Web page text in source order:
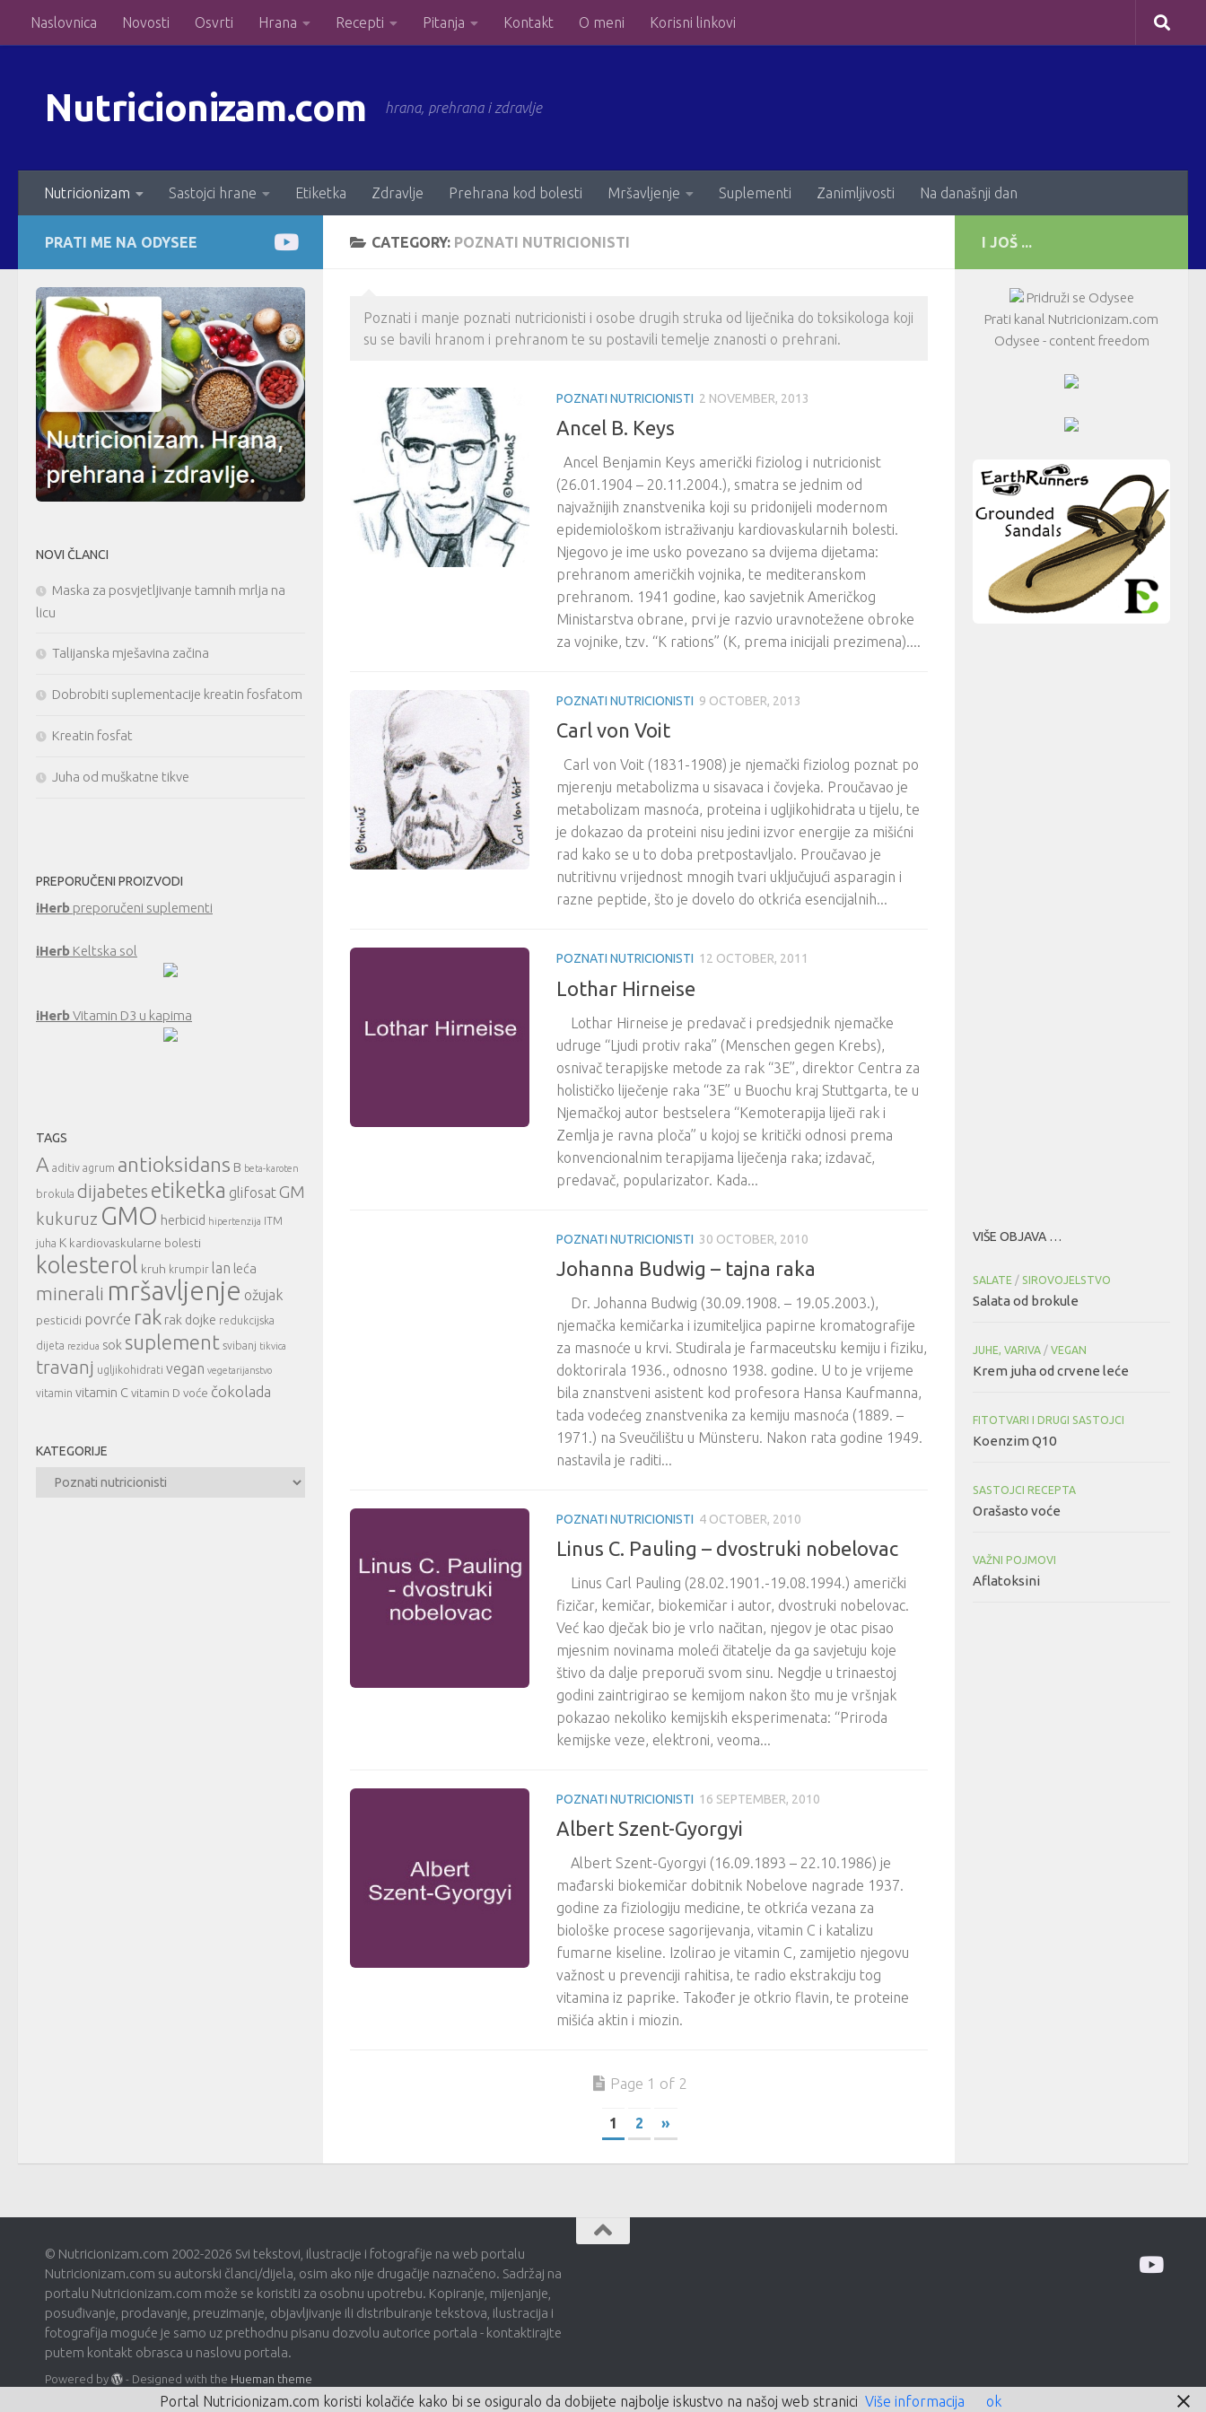
Skip to content
Naslovnica Novosti Osvrti Hrana Recepti Pitanja Kontakt O meni Korisni linkovi
Nutricionizam.com hrana, prehrana i zdravlje
Nutricionizam Sastojci hrane Etiketka Zdravlje Prehrana kod bolesti Mršavljenje Suplementi Zanimljivosti Na današnji dan
CATEGORY: POZNATI NUTRICIONISTI
Poznati i manje poznati nutricionisti i osobe drugih struka od liječnika do toksikologa koji
su se bavili hranom i prehranom te su postavili temelje znanosti o prehrani.
POZNATI NUTRICIONISTI 2 NOVEMBER, 2013
Ancel B. Keys
Ancel Benjamin Keys američki fiziolog i nutricionist
(26.01.1904 – 20.11.2004.), smatra se jednim od
najvažnijih znanstvenika koji su pridonijeli modernom
epidemiološkom istraživanju kardiovaskularnih bolesti.
Njegovo je ime usko povezano sa dvijema dijetama:
prehranom američkih vojnika, te mediteranskom
prehranom. 1941 godine, kao savjetnik Američkog
Ministarstva obrane, prvi je razvio uravnotežene obroke
za vojnike, tzv. “K rations” (K, prema inicijali prezimena)....
POZNATI NUTRICIONISTI 9 OCTOBER, 2013
Carl von Voit
Carl von Voit (1831-1908) je njemački fiziolog poznat po
mjerenju metabolizma u sisavaca i čovjeka. Proučavao je
metabolizam masnoća, proteina i ugljikohidrata u tijelu, te
je dokazao da proteini nisu jedini izvor energije za mišićni
rad kako se u to doba pretpostavljalo. Proučavao je
nutritivnu vrijednost mnogih tvari uključujući asparagin i
razne peptide, što je dovelo do otkrića esencijalnih...
POZNATI NUTRICIONISTI 12 OCTOBER, 2011
Lothar Hirneise
Lothar Hirneise je predavač i predsjednik njemačke
udruge “Ljudi protiv raka” (Menschen gegen Krebs),
osnivač terapijske metode za rak “3E”, direktor Centra za
holističko liječenje raka “3E” u Buochu kraj Stuttgarta, te u
Njemačkoj autor bestselera “Kemoterapija liječi rak i
Zemlja je ravna ploča” u kojoj se kritički odnosi prema
konvencionalnim terapijama liječenja raka; izdavač,
predavač, popularizator. Kada...
POZNATI NUTRICIONISTI 30 OCTOBER, 2010
Johanna Budwig – tajna raka
Dr. Johanna Budwig (30.09.1908. – 19.05.2003.),
njemačka kemičarka i izumiteljica papirne kromatografije
za masnoće u krvi. Studirala je farmaceutsku kemiju i fiziku,
doktorirala 1936., odnosno 1938. godine. U to je vrijeme
bila znanstveni asistent kod profesora Hansa Kaufmanna,
tada vodećeg znanstvenika za kemiju masnoća (1889. –
1971.) na Sveučilištu u Münsteru. Nakon rata godine 1949.
nastavila je raditi...
POZNATI NUTRICIONISTI 4 OCTOBER, 2010
Linus C. Pauling – dvostruki nobelovac
Linus Carl Pauling (28.02.1901.-19.08.1994.) američki
fizičar, kemičar, biokemičar i autor, dvostruki nobelovac.
Već kao dječak bio je vrlo načitan, njegov je otac pisao
mjesnim novinama moleći čitatelje da ga savjetuju koje
štivo da dalje preporuči svom sinu. Negdje u trinaestoj
godini zaintrigirao se kemijom nakon što mu je vršnjak
pokazao nekoliko kemijskih eksperimenata: “Priroda
kemijske veze, elektroni, veoma...
POZNATI NUTRICIONISTI 16 SEPTEMBER, 2010
Albert Szent-Gyorgyi
Albert Szent-Gyorgyi (16.09.1893 – 22.10.1986) je
mađarski biokemičar dobitnik Nobelove nagrade 1937.
godine za fiziologiju medicine, te otkrića vezana za
biološke procese sagorijevanja, vitamin C i katalizu
fumarne kiseline. Izolirao je vitamin C, zamijetio njegovu
važnost u prevenciji rahitisa, te radio ekstrakciju tog
vitamina iz paprike. Također je otkrio flavin, te proteine
mišića aktin i miozin.
Page 1 of 2
1 2 »
PRATI ME NA ODYSEE
NOVI ČLANCI
Maska za posvjetljivanje tamnih mrlja na
licu
Talijanska mješavina začina
Dobrobiti suplementacije kreatin fosfatom
Kreatin fosfat
Juha od muškatne tikve
PREPORUČENI PROIZVODI
iHerb preporučeni suplementi
iHerb Keltska sol
iHerbVitamin D3 u kapima
TAGS
A aditiv agrum antioksidans B beta-karoten
brokula dijabetes etiketka glifosatGM
kukuruz GMO herbicid hipertenzija ITM
juha K kardiovaskularne bolesti
kolesterol kruh krumpir lan leća
minerali mršavljenje ožujak
pesticidi povrće rak rak dojke redukcijska
dijeta rezidua sok suplement svibanj tikvica
travanj ugljikohidrati vegan vegetarijanstvo
vitamin vitamin C vitamin D voće čokolada
KATEGORIJE
Kategorije
I JOŠ ...
Pridruži se Odysee
Prati kanal Nutricionizam.com
Odysee - content freedom
VIŠE OBJAVA …
SALATE / SIROVOJELSTVO
Salata od brokule
JUHE, VARIVA / VEGAN
Krem juha od crvene leće
FITOTVARI I DRUGI SASTOJCI
Koenzim Q10
SASTOJCI RECEPTA
Orašasto voće
VAŽNI POJMOVI
Aflatoksini
© Nutricionizam.com 2002-2026 Svi tekstovi, ilustracije i fotografije na web portalu
Nutricionizam.com su autorski članci/dijela, osim ako nije drugačije naznačeno. Sadržaj na
portalu Nutricionizam.com može se koristiti za osobnu upotrebu. Kopiranje, mijenjanje,
posuđivanje, prodavanje, preuzimanje, objavljivanje ili distribuiranje tekstova, ilustracija i
fotografija moguće je samo uz prethodnu pisanu dozvolu autorice portala - kontaktirajte
putem kontakt obrasca u naslovu portala.
Powered by - Designed with the Hueman theme
Portal Nutricionizam.com koristi kolačiće kako bi se osiguralo da dobijete najbolje iskustvo na našoj web stranici Više informacija ok